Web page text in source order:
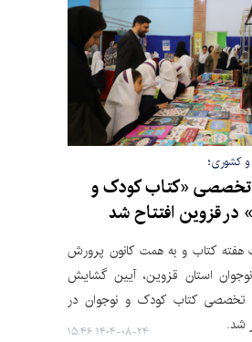
و کشوری؛
تخصصی «کتاب کودک و
در قزوین افتتاح شد
هفته کتاب و به همت کانون پرورش
استان قزوین،‌ آیین گشایش
تخصصی کتاب کودک و نوجوان در
شد.
۱۴۰۴-۰۸-۲۴ ۱۵:۴۶